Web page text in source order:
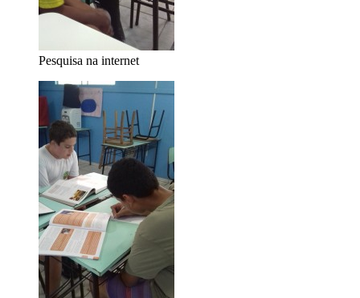
Pesquisa na internet